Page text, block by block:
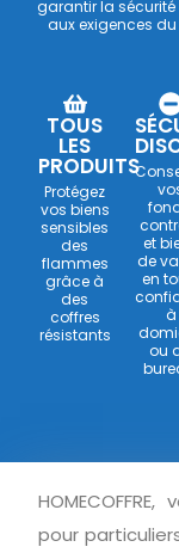
garantir la
aux exigences
TOUS
LES
PRODUITS
Protégez
vos biens
sensibles
des
flammes
grâce à
des
coffres
résistants
et
de
en
à
ou
pour